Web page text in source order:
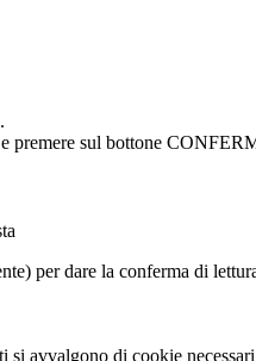
premere sul bottone
per dare la conferma di
si avvalgono di cookie